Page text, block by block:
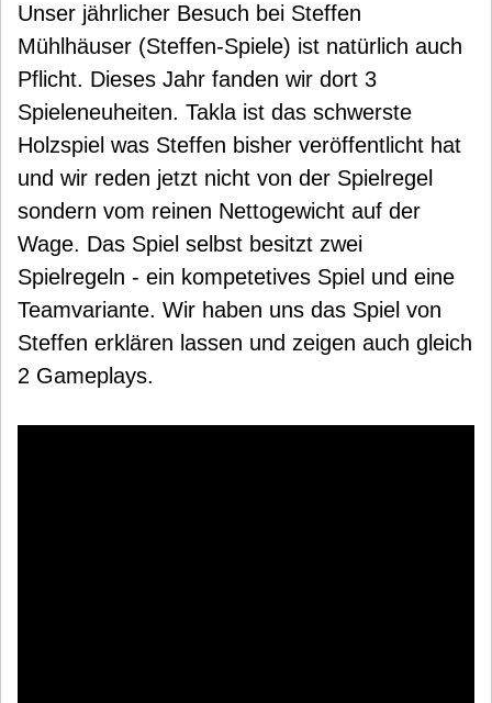
Unser jährlicher Besuch bei Steffen
Mühlhäuser (Steffen-Spiele) ist natürlich auch
Pflicht. Dieses Jahr fanden wir dort 3
Spieleneuheiten. Takla ist das schwerste
Holzspiel was Steffen bisher veröffentlicht hat
und wir reden jetzt nicht von der Spielregel
sondern vom reinen Nettogewicht auf der
Wage. Das Spiel selbst besitzt zwei
Spielregeln - ein kompetetives Spiel und eine
Teamvariante. Wir haben uns das Spiel von
Steffen erklären lassen und zeigen auch gleich
2 Gameplays.